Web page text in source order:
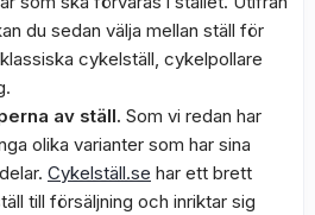
du sedan välja mellan ställ för
cykelställ, cykelpollare
av ställ. Som vi redan har
olika varianter som har sina
Cykelställ.se har ett brett
till försäljning och inriktar sig